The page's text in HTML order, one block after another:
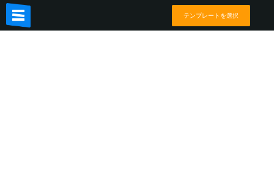
テンプレートを選択